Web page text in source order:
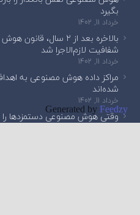
بگیرد
خرداد 11, 1402
بالاخره بعد از ۲
شفافیت لازم‌الاجرا شد
خرداد 11, 1402
مراکز داده هوش مصنوعی به
شده‌اند
خرداد 11, 1402
وقتی هوش مصنوعی دستمزدها را
فریلنسرها می‌افتد؟
Generated by Feedzy